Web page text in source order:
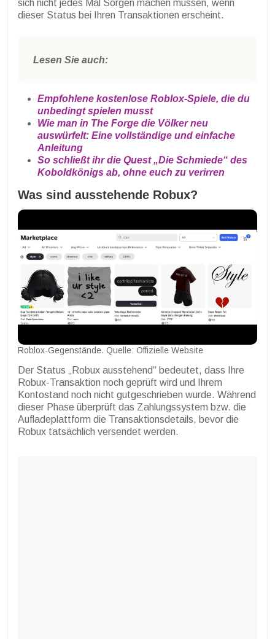
sich nicht jedes Mal Sorgen machen müssen, wenn
dieser Status bei Ihren Transaktionen erscheint.
Lesen Sie auch:
Empfohlene kostenlose Roblox-Spiele, die du
unbedingt spielen musst
Wie man in The Forge die Völker neu
auswürfelt: Eine vollständige und einfache
Anleitung
So schließt ihr die Quest „Die Schmiede“ des
Koboldkönigs ab, ohne euch zu verirren
Was sind ausstehende Robux?
Roblox-Gegenstände. Quelle: Offizielle Website
Der Status „Robux ausstehend“ bedeutet, dass Ihre
Robux-Transaktion noch geprüft wird und Ihrem
Kontostand noch nicht gutgeschrieben wurde. Während
dieser Phase überprüft das Zahlungssystem bzw. die
Aufladeplattform die Transaktionsdetails, bevor die
Robux tatsächlich versendet werden.